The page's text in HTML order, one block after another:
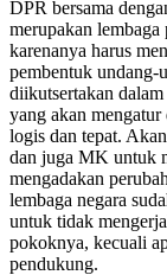
DPR bersama
merupakan lembaga
karenanya harus
pembentuk
diikutsertakan dalam
yang akan
logis dan tepat.
dan juga MK untuk
mengadakan
lembaga negara
untuk tidak
pokoknya, kecuali
pendukung.